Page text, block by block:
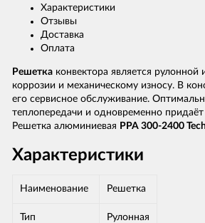
Характеристики
Отзывы
Доставка
Оплата
Решетка конвектора является
коррозии и механическому износу. В
его сервисное обслуживание.
теплопередачи и одновременно
Решетка алюминиевая PPA 300-2400
Характеристики
Наименование Решетка
Тип Рулонная